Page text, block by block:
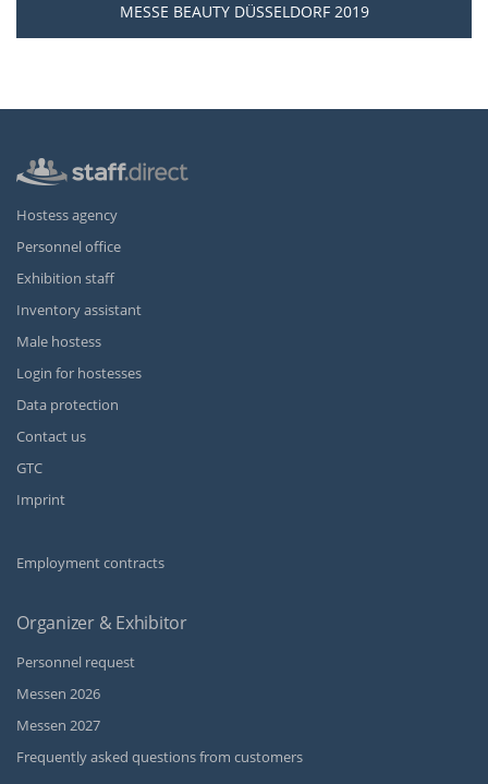
MESSE BEAUTY DÜSSELDORF 2019
Hostess agency
Personnel office
Exhibition staff
Inventory assistant
Male hostess
Login for hostesses
Data protection
Contact us
GTC
Imprint
Employment contracts
Organizer & Exhibitor
Personnel request
Messen 2026
Messen 2027
Frequently asked questions from customers